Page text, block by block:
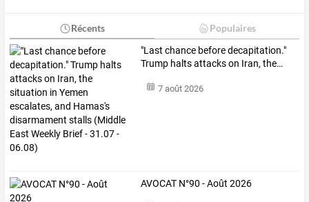
Récents Populaires
"Last chance beforedecapitation."
Trump haltsattackson Iran, the…
7 août 2026
AVOCAT N°90 - Août 2026